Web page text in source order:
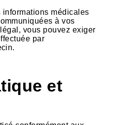
médicales
à vos
vous pouvez exiger
par
et